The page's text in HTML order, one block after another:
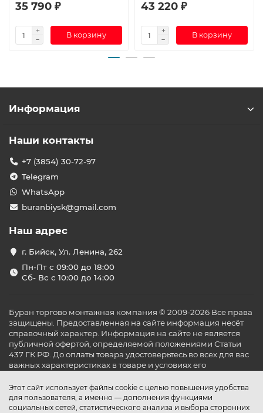
35 790 ₽
В корзину
43 220 ₽
В корзину
Этот сайт использует файлы cookie с целью повышения удобства
для пользователя, а именно — дополнения функциями
социальных сетей, статистического анализа и выбора сторонних
Информация
Наши контакты
+7 (3854) 30-72-97
Telegram
WhatsApp
buranbiysk@gmail.com
Наш адрес
г. Бийск, Ул. Ленина, 262
Пн-Пт с 09:00 до 18:00
Сб- Вс с 10:00 до 14:00
Буран торгово монтажная компания © 2009-2026 Все права
защищены. Предоставленная на сайте информация несёт
справочный характер. Информация на сайте не является
публичной офертой, определяемой положениями Статьи
437 ГК РФ. До оплаты товара удостоверьтесь во всех для вас
важных характеристиках в товаре и условиях его